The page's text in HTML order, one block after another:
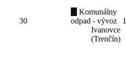
30
Komunálny
odpad - vývoz
Ivanovce
(Trenčín)
1